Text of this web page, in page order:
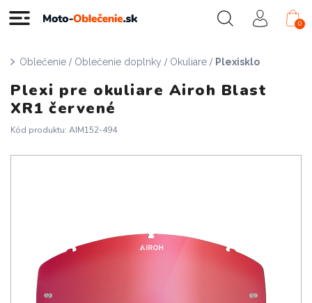
0
Oblečenie / Oblečenie doplnky / Okuliare / Plexisklo
Plexi pre okuliare Airoh Blast
XR1 červené
Kód produktu: AIM152-494